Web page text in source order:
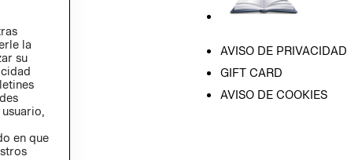
AVISO DE PRIVACIDAD
GIFT CARD
AVISO DE COOKIES
la
su
en que